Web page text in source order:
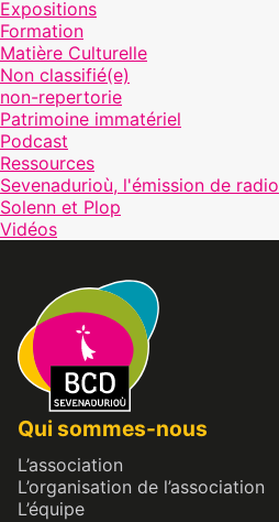
Expositions
Formation
Matière Culturelle
Non classifié(e)
non-repertorie
Patrimoine immatériel
Podcast
Ressources
Sevenadurioù, l'émission de radio
Solenn et Plop
Vidéos
Qui sommes-nous
L’association
L’organisation de l’association
L’équipe